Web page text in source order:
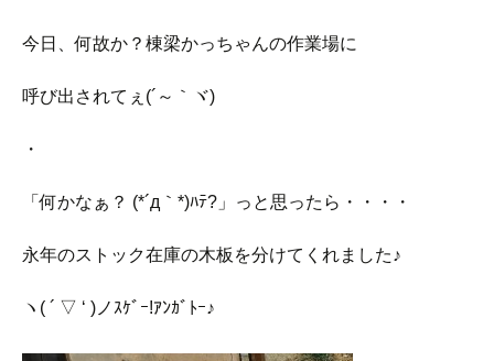
今日、何故か？棟梁かっちゃんの作業場に
呼び出されてぇ(´～｀ヾ)
・
「何かなぁ？ (*´д｀*)ﾊﾃ?」っと思ったら・・・・
永年のストック在庫の木板を分けてくれました♪
ヽ( ´ ▽ ‘ )ノｽｹﾞｰ!ｱﾝｶﾞﾄｰ♪